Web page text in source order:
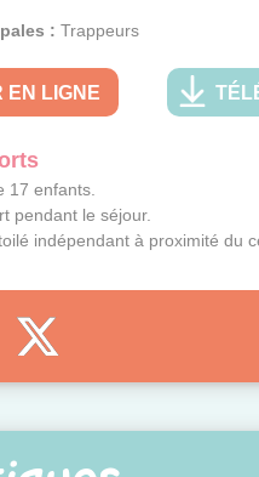
: Trappeurs
EN LIGNE
17 enfants.
pendant le séjour.
indépendant à proximité du